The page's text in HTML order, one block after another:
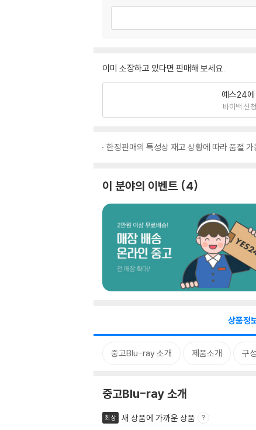
이미 소장하고 있다면 판매해 보세요.
예스24에
바이백 신
한정판매의 특성상 재고 상황에 따라 품절 가
이 분야의 이벤트 4
상품정
중고Blu-ray 소개 제품소개 구성
중고Blu-ray 소개
최상
새 상품에 가까운 상품